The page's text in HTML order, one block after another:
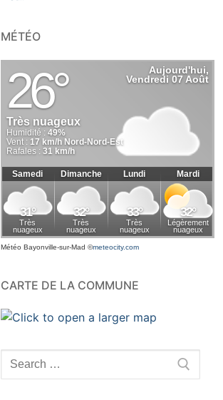
MÉTÉO
Météo Bayonville-sur-Mad ©meteocity.com
CARTE DE LA COMMUNE
Rechercher
: